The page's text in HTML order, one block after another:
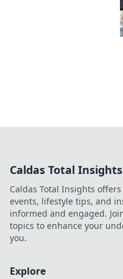
Caldas Total Insights
Caldas Total Insights
events, lifestyle tips, and
informed and engaged.
topics to enhance your
you.
Explore